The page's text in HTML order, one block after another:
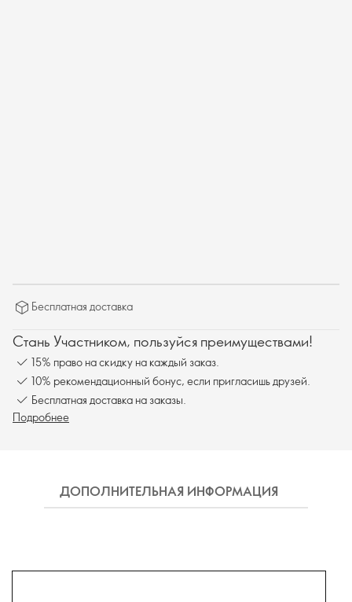
Бесплатная доставка
Стань Участником, пользуйся преимуществами!
15% право на скидку на каждый заказ.
10% рекомендационный бонус, если пригласишь друзей.
Бесплатная доставка на заказы.
Подробнее
ДОПОЛНИТЕЛЬНАЯ ИНФОРМАЦИЯ